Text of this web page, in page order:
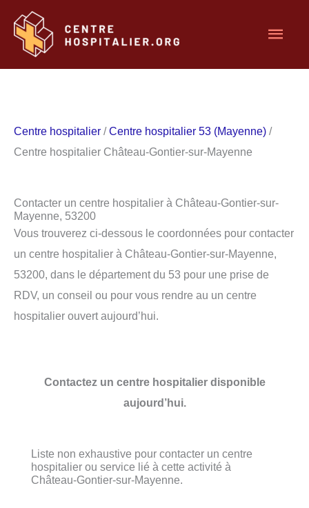
contenu
Centre hospitalier /Centre hospitalier 53 (Mayenne) /
Centre hospitalier Château-Gontier-sur-Mayenne
Contacter un centre hospitalier à Château-Gontier-sur-
Mayenne, 53200
Vous trouverez ci-dessous le coordonnées pour contacter
un centre hospitalier à Château-Gontier-sur-Mayenne,
53200, dans le département du 53 pour une prise de
RDV, un conseil ou pour vous rendre au un centre
hospitalier ouvert aujourd’hui.
Contactez un centre hospitalier disponible
aujourd’hui.
Liste non exhaustive pour contacter un centre
hospitalier ou service lié à cette activité à
Château-Gontier-sur-Mayenne.